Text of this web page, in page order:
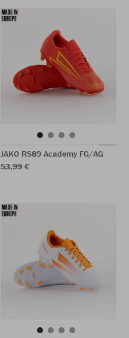
JAKO RS89 Academy FG/AG
53,99 €